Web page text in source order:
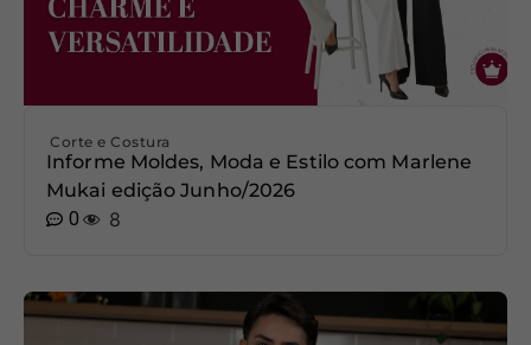
Corte e Costura
Informe Moldes, Moda e Estilo com Marlene
Mukai edição Junho/2026
0
8